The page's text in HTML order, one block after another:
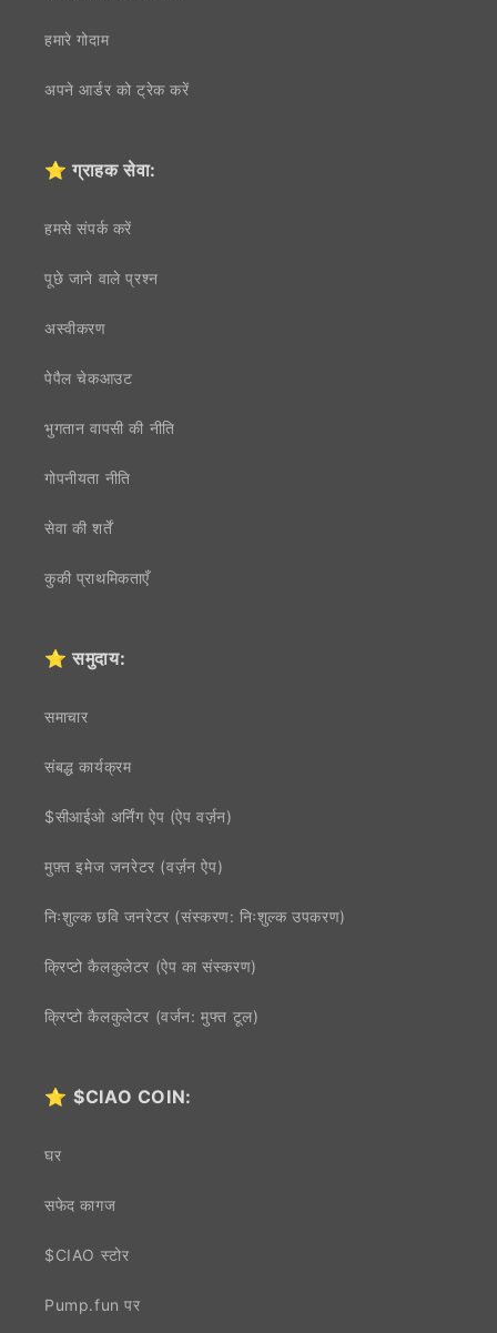
हमारे गोदाम
अपने आर्डर को ट्रेक करें
⭐ ग्राहक सेवा:
हमसे संपर्क करें
पूछे जाने वाले प्रश्न
अस्वीकरण
पेपैल चेकआउट
भुगतान वापसी की नीति
गोपनीयता नीति
सेवा की शर्तें
कुकी प्राथमिकताएँ
⭐ समुदाय:
समाचार
संबद्ध कार्यक्रम
$सीआईओ अर्निंग ऐप (ऐप वर्ज़न)
मुफ़्त इमेज जनरेटर (वर्ज़न ऐप)
निःशुल्क छवि जनरेटर (संस्करण: निःशुल्क उपकरण)
क्रिप्टो कैलकुलेटर (ऐप का संस्करण)
क्रिप्टो कैलकुलेटर (वर्जन: मुफ्त टूल)
⭐$CIAO COIN:
घर
सफेद कागज
$CIAO स्टोर
Pump.fun पर